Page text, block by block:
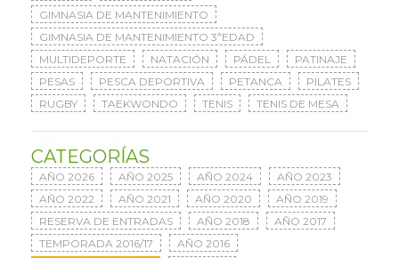
GIMNASIA DE MANTENIMIENTO
GIMNASIA DE MANTENIMIENTO 3ªEDAD
MULTIDEPORTE
NATACIÓN PÁDEL
PATINAJE
PESAS
PESCA DEPORTIVA PETANCA
PILATES
RUGBY
TAEKWONDO TENIS TENIS DE MESA
CATEGORÍAS
AÑO 2026 AÑO 2025 AÑO 2024
AÑO 2023
AÑO 2022
AÑO 2021 AÑO 2020
AÑO 2019
RESERVA DE ENTRADAS
AÑO 2018
AÑO 2017
TEMPORADA 2016/17
AÑO 2016